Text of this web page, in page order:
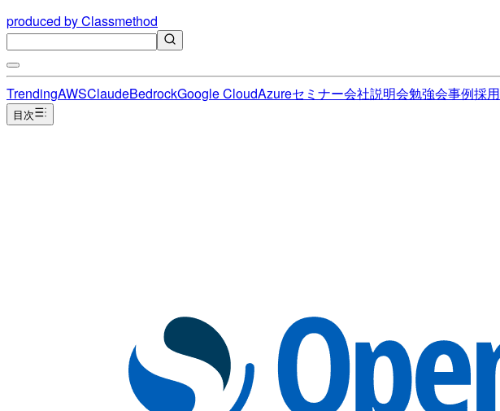
produced by Classmethod
TrendingAWSClaudeBedrockGoogle CloudAzureセミナー会社説明会勉強会事例採用
目次